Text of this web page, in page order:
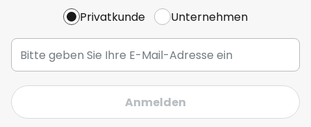
Privatkunde Unternehmen
Anmelden